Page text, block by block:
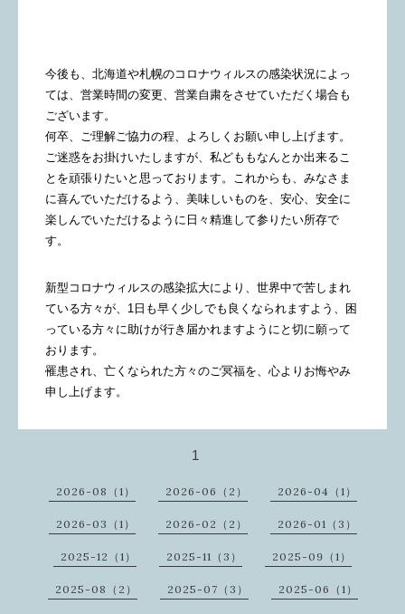
今後も、北海道や札幌のコロナウィルスの感染状況によっ
ては、営業時間の変更、営業自粛をさせていただく場合も
ございます。
何卒、ご理解ご協力の程、よろしくお願い申し上げます。
ご迷惑をお掛けいたしますが、私どももなんとか出来るこ
とを頑張りたいと思っております。これからも、みなさま
に喜んでいただけるよう、美味しいものを、安心、安全に
楽しんでいただけるように日々精進して参りたい所存で
す。
新型コロナウィルスの感染拡大により、世界中で苦しまれ
ている方々が、1日も早く少しでも良くなられますよう、困
っている方々に助けが行き届かれますようにと切に願って
おります。
罹患され、亡くなられた方々のご冥福を、心よりお悔やみ
申し上げます。
1
2026-08（1） 2026-06（2） 2026-04（1）
2026-03（1） 2026-02（2） 2026-01（3）
2025-12（1） 2025-11（3） 2025-09（1）
2025-08（2） 2025-07（3） 2025-06（1）